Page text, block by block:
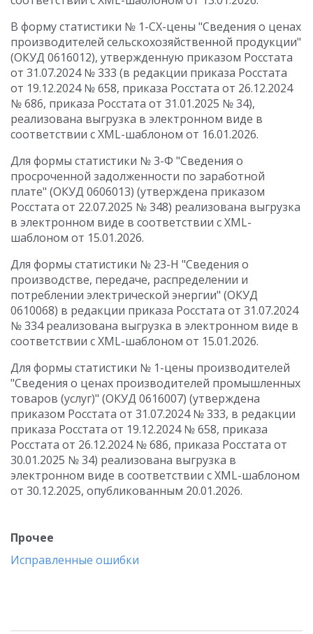
В форму статистики № 1-СХ-цены "Сведения о ценах
производителей сельскохозяйственной продукции"
(ОКУД 0616012), утвержденную приказом Росстата
от 31.07.2024 № 333 (в редакции приказа Росстата
от 19.12.2024 № 658, приказа Росстата от 26.12.2024
№ 686, приказа Росстата от 31.01.2025 № 34),
реализована выгрузка в электронном виде в
соответствии с XML-шаблоном от 16.01.2026.
Для формы статистики № 3-Ф "Сведения о
просроченной задолженности по заработной
плате" (ОКУД 0606013) (утверждена приказом
Росстата от 22.07.2025 № 348) реализована выгрузка
в электронном виде в соответствии с XML-
шаблоном от 15.01.2026.
Для формы статистики № 23-Н "Сведения о
производстве, передаче, распределении и
потреблении электрической энергии" (ОКУД
0610068) в редакции приказа Росстата от 31.07.2024
№ 334 реализована выгрузка в электронном виде в
соответствии с XML-шаблоном от 15.01.2026.
Для формы статистики № 1-цены производителей
"Сведения о ценах производителей промышленных
товаров (услуг)" (ОКУД 0616007) (утверждена
приказом Росстата от 31.07.2024 № 333, в редакции
приказа Росстата от 19.12.2024 № 658, приказа
Росстата от 26.12.2024 № 686, приказа Росстата от
30.01.2025 № 34) реализована выгрузка в
электронном виде в соответствии с XML-шаблоном
от 30.12.2025, опубликованным 20.01.2026.
Прочее
Исправленные ошибки